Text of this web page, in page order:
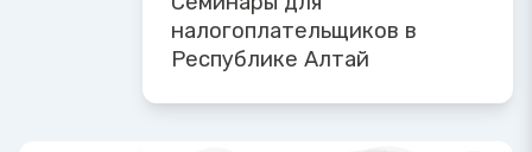
налогоплательщиков в
Республике Алтай